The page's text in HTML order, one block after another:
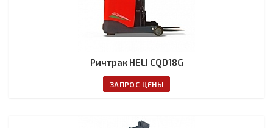
Ричтрак HELI CQD18G
ЗАПРОС ЦЕНЫ